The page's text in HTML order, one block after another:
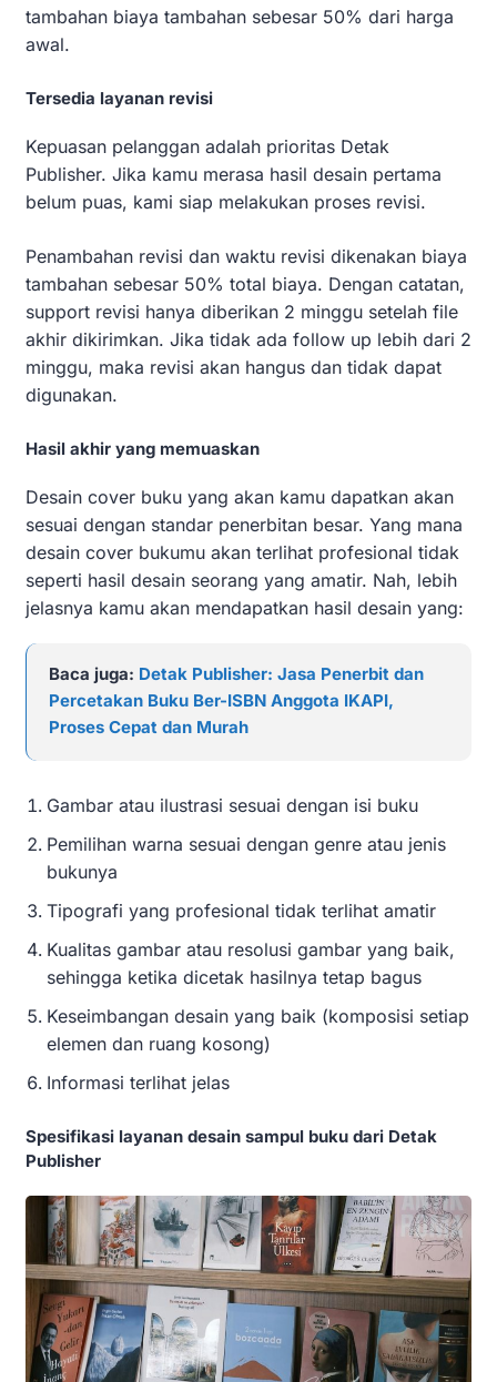
tambahan biaya tambahan sebesar 50% dari harga
awal.
Tersedia layanan revisi
Kepuasan pelanggan adalah prioritas Detak
Publisher. Jika kamu merasa hasil desain pertama
belum puas, kami siap melakukan proses revisi.
Penambahan revisi dan waktu revisi dikenakan biaya
tambahan sebesar 50% total biaya. Dengan catatan,
support revisi hanya diberikan 2 minggu setelah file
akhir dikirimkan. Jika tidak ada follow up lebih dari 2
minggu, maka revisi akan hangus dan tidak dapat
digunakan.
Hasil akhir yang memuaskan
Desain cover buku yang akan kamu dapatkan akan
sesuai dengan standar penerbitan besar. Yang mana
desain cover bukumu akan terlihat profesional tidak
seperti hasil desain seorang yang amatir. Nah, lebih
jelasnya kamu akan mendapatkan hasil desain yang:
Baca juga: Detak Publisher: Jasa Penerbit dan
Percetakan Buku Ber-ISBN Anggota IKAPI,
Proses Cepat dan Murah
Gambar atau ilustrasi sesuai dengan isi buku
Pemilihan warna sesuai dengan genre atau jenis
bukunya
Tipografi yang profesional tidak terlihat amatir
Kualitas gambar atau resolusi gambar yang baik,
sehingga ketika dicetak hasilnya tetap bagus
Keseimbangan desain yang baik (komposisi setiap
elemen dan ruang kosong)
Informasi terlihat jelas
Spesifikasi layanan desain sampul buku dari Detak
Publisher